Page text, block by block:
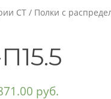
СТ / Полки с
руб.